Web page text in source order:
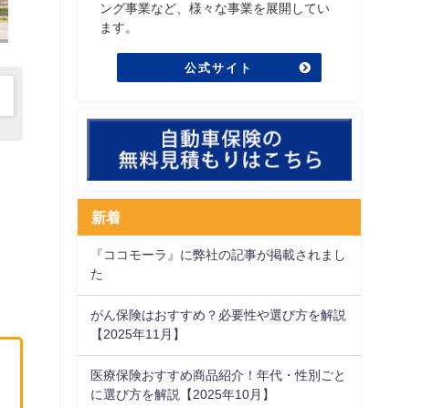
ング事業など、様々な事業を展開してい
ます。
公式サイト
新着
『ココモーラ』に弊社の記事が掲載されまし
た
がん保険はおすすめ？必要性や選び方を解説
【2025年11月】
医療保険おすすめ商品紹介！年代・性別ごと
に選び方を解説【2025年10月】